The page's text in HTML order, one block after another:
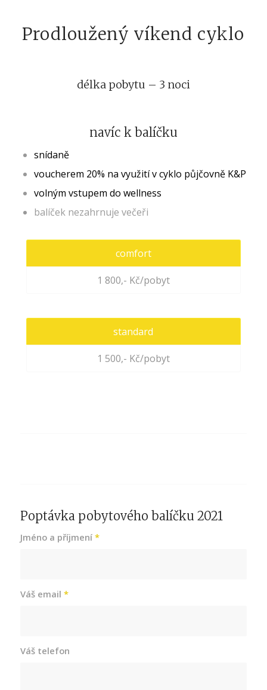
Prodloužený víkend cyklo
délka pobytu – 3 noci
navíc k balíčku
snídaně
voucherem 20% na využití v cyklo půjčovně K&P
volným vstupem do wellness
balíček nezahrnuje večeři
comfort
1 800,- Kč/pobyt
standard
1 500,- Kč/pobyt
Poptávka pobytového balíčku 2021
Jméno a příjmení *
Váš email *
Váš telefon